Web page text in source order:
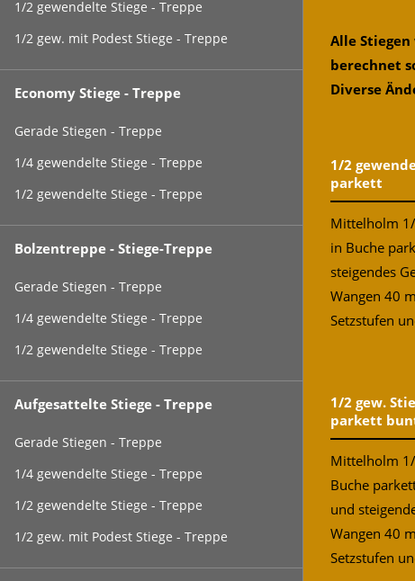
1/2 gewendelte Stiege - Treppe
1/2 gew. mit Podest Stiege - Treppe
Economy Stiege - Treppe
Gerade Stiegen - Treppe
1/4 gewendelte Stiege - Treppe
1/2 gewendelte Stiege - Treppe
Bolzentreppe - Stiege-Treppe
Gerade Stiegen - Treppe
1/4 gewendelte Stiege - Treppe
1/2 gewendelte Stiege - Treppe
Aufgesattelte Stiege - Treppe
Gerade Stiegen - Treppe
1/4 gewendelte Stiege - Treppe
1/2 gewendelte Stiege - Treppe
1/2 gew. mit Podest Stiege - Treppe
Alle
berechnet
Diverse
1/2
parkett
Mittelholm
in Buche
steigendes
Wangen 40
Setzstufen
1/2 gew.
parkett
Mittelholm
Buche
und
Wangen 40
Setzstufen